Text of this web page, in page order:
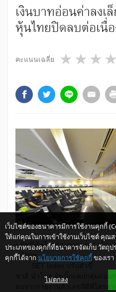
เงินบาทอ่อนค่าลง
หุ้นไทยปิดลบต่อเนื่
คะแนนเฉลี่ย 2
1 star
• ดัชนีหุ้นไทยร่วงลงแรงช่วงท้า
ภูมิภาค
SET Index ปรับตัวขึ้นช่วงต้
ชาติ นำโดย หุ้นบิ๊กแคปกลุ่มแบง
เว็บไซต์ของธนาคารมีการใช้งานคุกกี้
ให้แก่คุณในการเข้าใช้งานเว็บไซต์ คุณ
ประเภทของคุกกี้ที่ธนาคารจัดเก็บ วัตถุ
คุกกี้ได้จาก นโยบายการใช้คุกกี้ ของเรา
ไม่ตกลง
ให้